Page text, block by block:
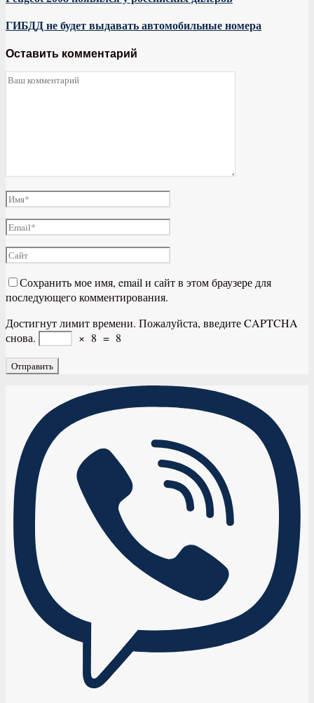
ГИБДД не будет выдавать автомобильные номера
Оставить комментарий
Сохранить мое имя, email и сайт в этом браузере для
последующего комментирования.
Достигнут лимит времени. Пожалуйста, введите CAPTCHA
снова.
× 8 = 8